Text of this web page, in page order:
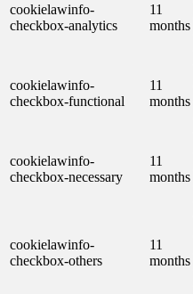
cookielawinfo-
checkbox-analytics
11
months
cookielawinfo-
checkbox-functional
11
months
cookielawinfo-
checkbox-necessary
11
months
cookielawinfo-
checkbox-others
11
months